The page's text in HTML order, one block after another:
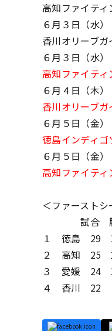
高知ファイテ
６月３日（水
香川オリーブ
６月３日（水
高知ファイテ
６月４日（木
香川オリーブ
６月５日（金
徳島インディ
６月５日（金
高知ファイテ
＜ファーストシ
試合 勝
１ 徳島 29
２ 高知 25
３ 愛媛 24
４ 香川 22